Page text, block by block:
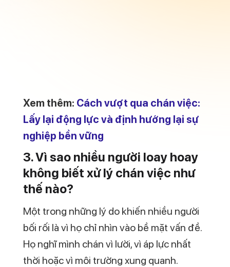
Xem thêm: Cách vượt qua chán việc:
Lấy lại động lực và định hướng lại sự
nghiệp bền vững
3. Vì sao nhiều người loay hoay
không biết xử lý chán việc như
thế nào?
Một trong những lý do khiến nhiều người
bối rối là vì họ chỉ nhìn vào bề mặt vấn đề.
Họ nghĩ mình chán vì lười, vì áp lực nhất
thời hoặc vì môi trường xung quanh.